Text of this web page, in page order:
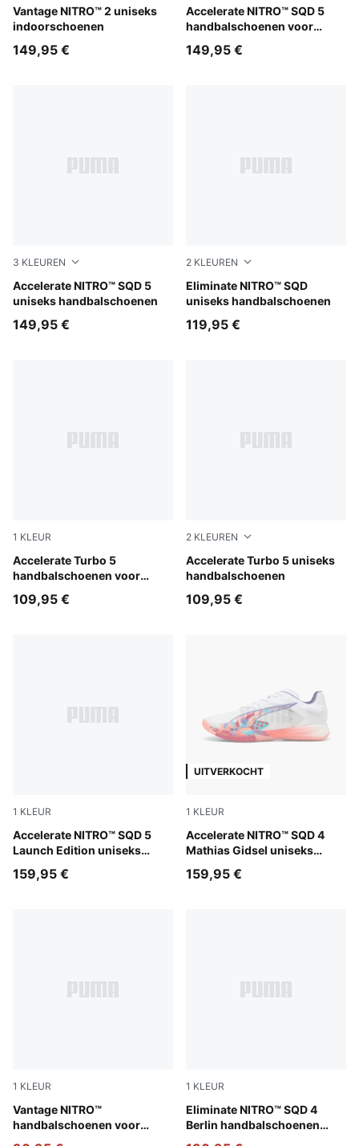
Vantage NITRO™ 2 uniseks
indoorschoenen
Aqua Glow-PUMA Black-Green Glare
149,95 €
Accelerate NITRO™ SQD 5
handbalschoenen voor
PUMA White-Royal
149,95 €
3 KLEUREN
Accelerate NITRO™ SQD 5
uniseks handbalschoenen
Aqua Glow-PUMA Black-Green Glare-Royal Sapphire
149,95 €
2 KLEUREN
Eliminate NITRO™ SQD
uniseks handbalschoenen
Aqua Glow-PUMA White-
119,95 €
1 KLEUR
Accelerate Turbo 5
handbalschoenen voor
PUMA White-Royal Sapphire-Light Lavender
109,95 €
2 KLEUREN
Accelerate Turbo 5 uniseks
handbalschoenen
Aqua Glow-PUMA Black-
109,95 €
1 KLEUR
Accelerate NITRO™ SQD 5
Launch Edition uniseks
PUMA White-PUMA Black
159,95 €
UITVERKOCHT
1 KLEUR
Accelerate NITRO™ SQD 4
Mathias Gidsel uniseks
PUMA White-Glowing Red-
159,95 €
1 KLEUR
Vantage NITRO™
handbalschoenen voor
PUMA White-Berry-Heat Fire-Lilac Crush
1 KLEUR
Eliminate NITRO™ SQD 4
Berlin handbalschoenen
Gray Fog-Yellow Alert-